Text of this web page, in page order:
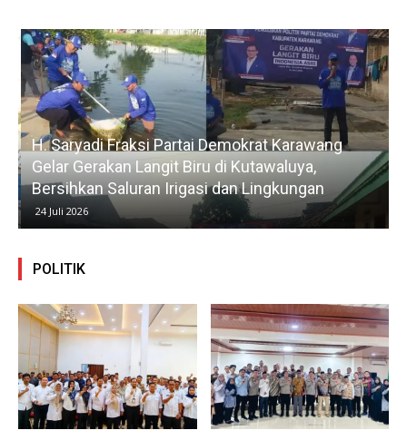
H. Saryadi Fraksi Partai Demokrat Karawang
Gelar Gerakan Langit Biru di Kutawaluya,
Bersihkan Saluran Irigasi dan Lingkungan
24 Juli 2026
POLITIK